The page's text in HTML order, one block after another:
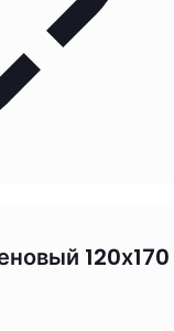
120х170